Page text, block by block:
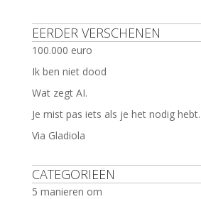
EERDER VERSCHENEN
100.000 euro
Ik ben niet dood
Wat zegt AI.
Je mist pas iets als je het nodig hebt.
Via Gladiola
CATEGORIEËN
5 manieren om